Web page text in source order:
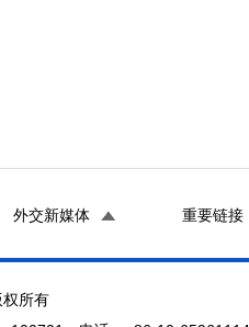
外交新媒体 重要链接
所有